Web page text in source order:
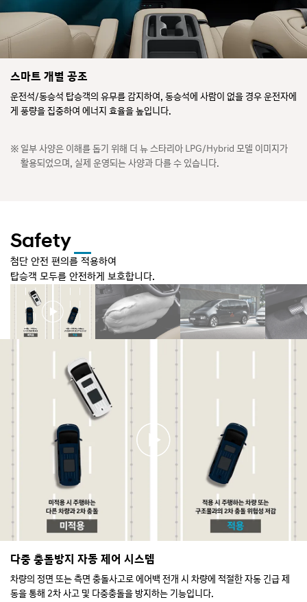
스마트 개별 공조
운전석/동승석 탑승객의 유무를 감지하여, 동승석에 사람이 없을 경우 운전자에
게 풍량을 집중하여 에너지 효율을 높입니다.
일부 사양은 이해를 돕기 위해 더 뉴 스타리아 LPG/Hybrid 모델 이미지가
활용되었으며, 실제 운영되는 사양과 다를 수 있습니다.
Safety
첨단 안전 편의를 적용하여
탑승객 모두를 안전하게 보호합니다.
다중 충돌방지 자동 제어 시스템
차량의 정면 또는 측면 충돌사고로 에어백 전개 시 차량에 적절한 자동 긴급 제
동을 통해 2차 사고 및 다중충돌을 방지하는 기능입니다.